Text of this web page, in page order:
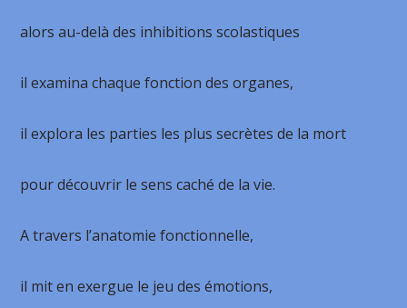
alors au-delà des inhibitions scolastiques
il examina chaque fonction des organes,
il explora les parties les plus secrètes de la mort
pour découvrir le sens caché de la vie.
A travers l’anatomie fonctionnelle,
il mit en exergue le jeu des émotions,